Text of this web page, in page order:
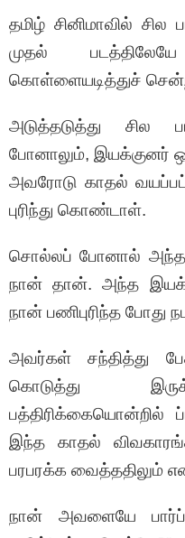
தமிழ் சினிமாவில் சில
முதல்
கொள்ளையடித்துச்
அடுத்தடுத்து சில
போனாலும், இயக்குனர்
அவரோடு காதல்
புரிந்து கொண்டாள்.
சொல்லப் போனால் அந்த
நான் தான். அந்த
நான் பணிபுரிந்த போது
அவர்கள் சந்தித்து
கொடுத்து
பத்திரிக்கையொன்றில்
இந்த காதல்
பரபரக்க வைத்ததிலும்
நான் அவளையே